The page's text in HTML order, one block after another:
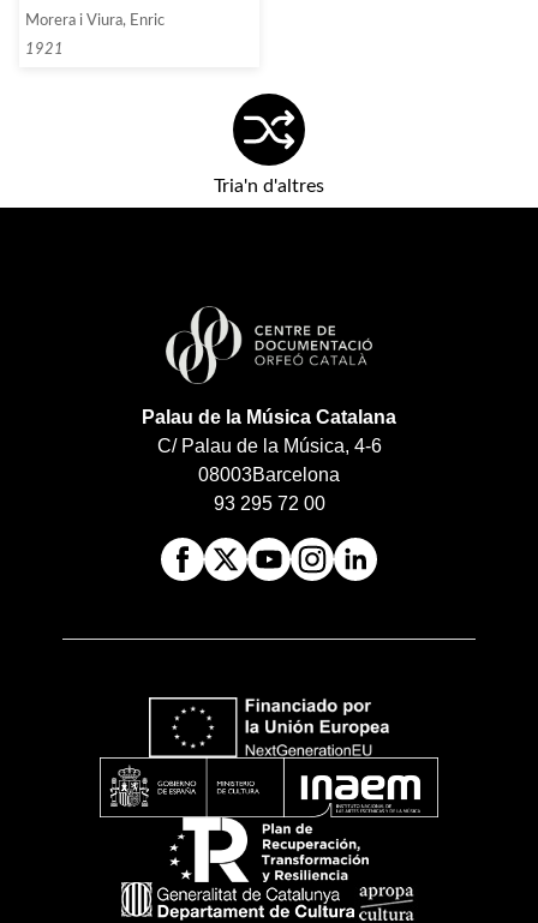
Morera i Viura, Enric
1921
Tria'n d'altres
Palau de la Música Catalana
C/ Palau de la Música, 4-6
08003Barcelona
93 295 72 00